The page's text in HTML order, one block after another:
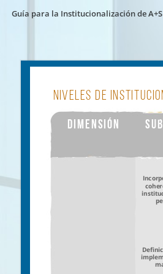
Guía para la Institucionalización de A+S